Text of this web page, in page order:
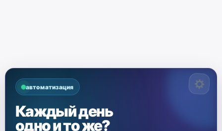
автоматизация
Каждый день
одно и то же?